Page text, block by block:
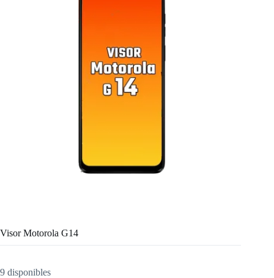
Visor Motorola G14
9 disponibles